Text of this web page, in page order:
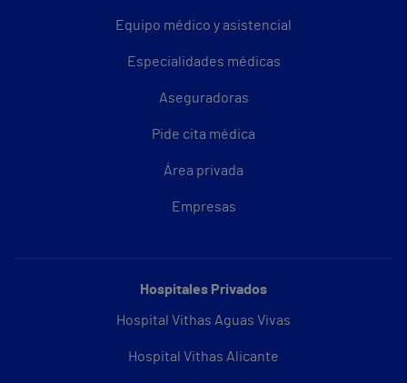
Equipo médico y asistencial
Especialidades médicas
Aseguradoras
Pide cita médica
Área privada
Empresas
Hospitales Privados
Hospital Vithas Aguas Vivas
Hospital Vithas Alicante